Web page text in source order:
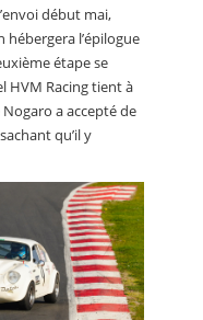
début mai,
hébergera l’épilogue
étape se
HVM Racing tient à
a accepté de
qu’il y